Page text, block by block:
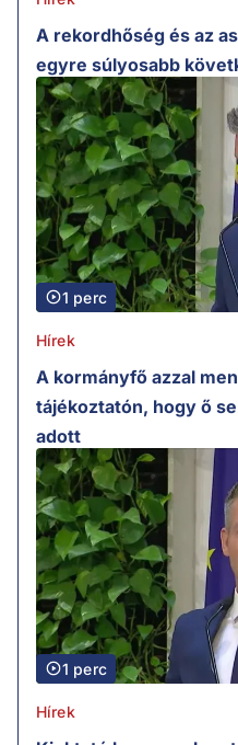
A rekordhőség és az
egyre súlyosabb
1 perc
Hírek
A kormányfő azzal
tájékoztatón, hogy ő
adott
1 perc
Hírek